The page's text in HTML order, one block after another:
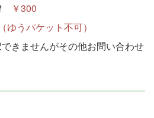
￥300
うパケット不可）
きませんがその他お問い合わせ